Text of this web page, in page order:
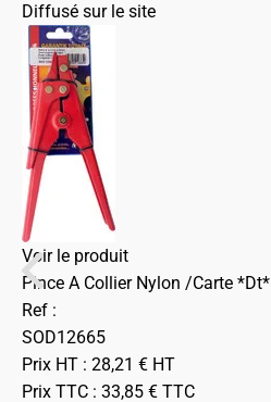
Diffusé sur le site
Voir le produit
Pince A Collier Nylon /Carte *Dt*
Ref :
SOD12665
Prix HT : 28,21 € HT
Prix TTC : 33,85 € TTC